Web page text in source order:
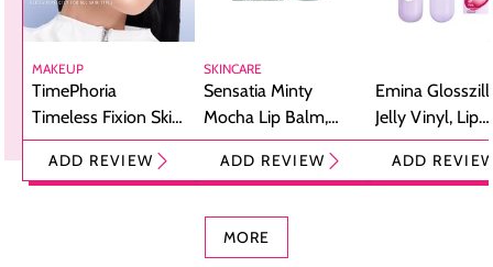
MAKEUP
TimePhoria
Timeless Fixion Skin
Tint Stick,
Foundation dan
ADD REVIEW
SKINCARE
Sensatia Minty
Mocha Lip Balm,
Pelembap Bibir
dengan Aroma
ADD REVIEW
Emina
Jelly Vinyl, Lip
Cream Glossy
Ringan
ADD
MORE